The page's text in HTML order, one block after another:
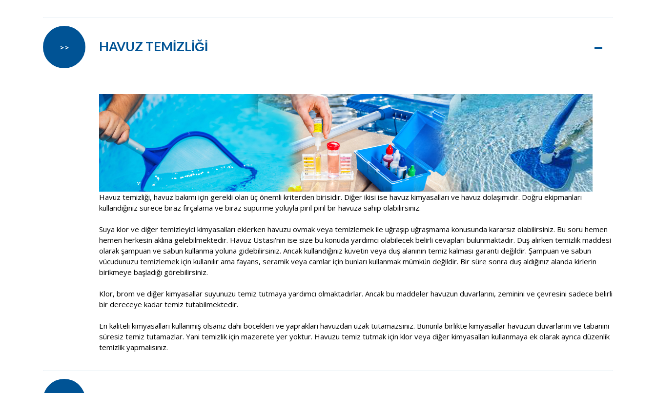
HAVUZ TEMİZLİĞİ –
>>
Havuz temizliği, havuz bakımı için gerekli olan üç önemli kriterden birisidir. Diğer ikisi ise havuz kimyasalları ve havuz dolaşımıdır. Doğru ekipmanları
kullandığınız sürece biraz fırçalama ve biraz süpürme yoluyla pırıl pırıl bir havuza sahip olabilirsiniz.
Suya klor ve diğer temizleyici kimyasalları eklerken havuzu ovmak veya temizlemek ile uğraşıp uğraşmama konusunda kararsız olabilirsiniz. Bu soru hemen
hemen herkesin aklına gelebilmektedir. Havuz Ustası'nın ise size bu konuda yardımcı olabilecek belirli cevapları bulunmaktadır. Duş alırken temizlik maddesi
olarak şampuan ve sabun kullanma yoluna gidebilirsiniz. Ancak kullandığınız küvetin veya duş alanının temiz kalması garanti değildir. Şampuan ve sabun
vücudunuzu temizlemek için kullanılır ama fayans, seramik veya camlar için bunları kullanmak mümkün değildir. Bir süre sonra duş aldığınız alanda kirlerin
birikmeye başladığı görebilirsiniz.
Klor, brom ve diğer kimyasallar suyunuzu temiz tutmaya yardımcı olmaktadırlar. Ancak bu maddeler havuzun duvarlarını, zeminini ve çevresini sadece belirli
bir dereceye kadar temiz tutabilmektedir.
En kaliteli kimyasalları kullanmış olsanız dahi böcekleri ve yaprakları havuzdan uzak tutamazsınız. Bununla birlikte kimyasallar havuzun duvarlarını ve tabanını
süresiz temiz tutamazlar. Yani temizlik için mazerete yer yoktur. Havuzu temiz tutmak için klor veya diğer kimyasalları kullanmaya ek olarak ayrıca düzenlik
temizlik yapmalısınız.